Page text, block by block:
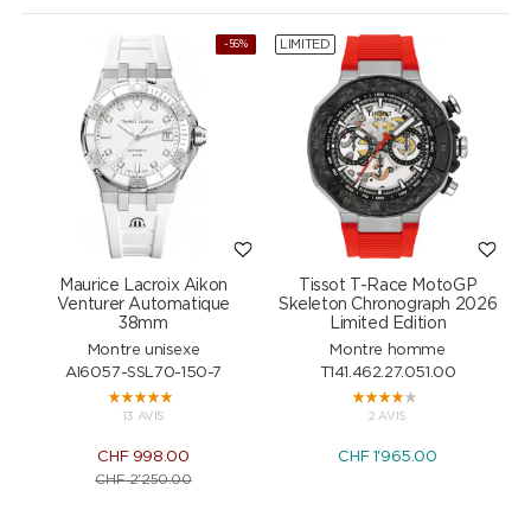
NEW
-56%
Maurice Lacroix Aikon
Venturer Automatique
38mm
Montre unisexe
AI6057-SSL70-150-7
13 AVIS
CHF 998.00
CHF2'250.00
LIMITED
Tissot T-Race MotoGP
Skeleton Chronograph 2026
Limited Edition
Montre homme
T141.462.27.051.00
2 AVIS
CHF 1'965.00